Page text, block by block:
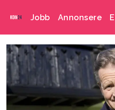
Jobb Annonsere